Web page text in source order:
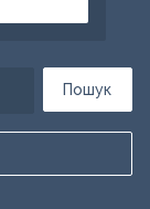
Пошук